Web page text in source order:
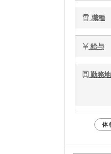
職種
給与
勤務
体